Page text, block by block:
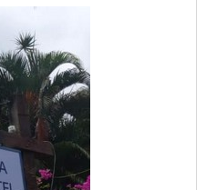
mesmo. O
DIVERSAS
os toldos
para